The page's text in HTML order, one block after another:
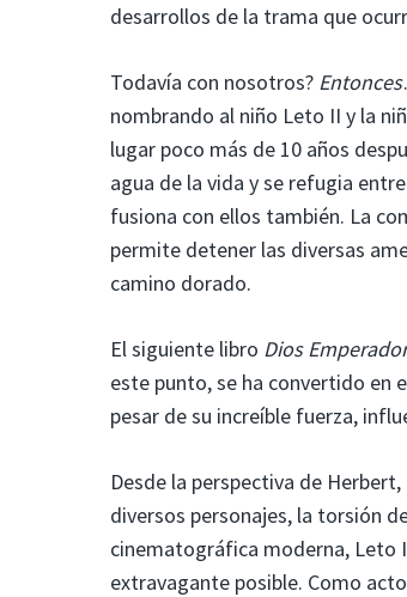
desarrollos de la trama que
Todavía con nosotros? Entonces
nombrando al niño Leto II y la
lugar poco más de 10 años
agua de la vida y se refugia
fusiona con ellos también. La
permite detener las diversas
camino dorado.
El siguiente libro Dios
este punto, se ha convertido en
pesar de su increíble fuerza,
Desde la perspectiva de
diversos personajes, la torsión
cinematográfica moderna, Leto
extravagante posible. Como